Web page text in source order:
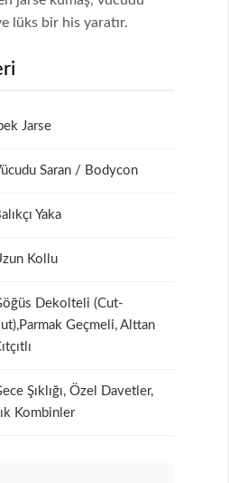
lüks bir his yaratır.
Jarse
Saran / Bodycon
Yaka
Kollu
Dekolteli (Cut-
Geçmeli, Alttan
Şıklığı, Özel Davetler,
Kombinler